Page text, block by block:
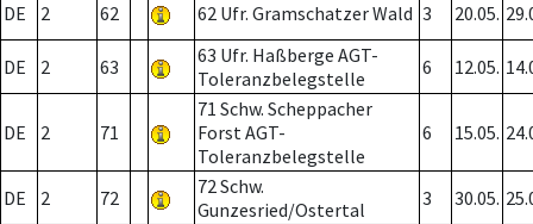
DE
2 62 62 Ufr. Gramschatzer Wald 3 20.05.
DE 2 63
63 Ufr. Haßberge AGT-
Toleranzbelegstelle
6 12.05.
DE 2 71
71 Schw. Scheppacher
Forst AGT-
Toleranzbelegstelle
6 15.05.
DE 2 72
72 Schw.
Gunzesried/Ostertal
3 30.05.